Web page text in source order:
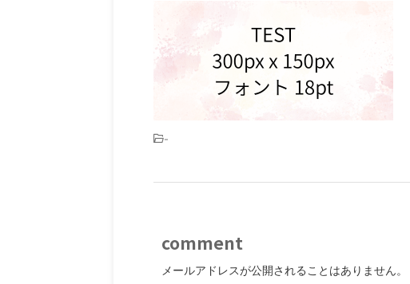
-
comment
メールアドレスが公開されることはありません。